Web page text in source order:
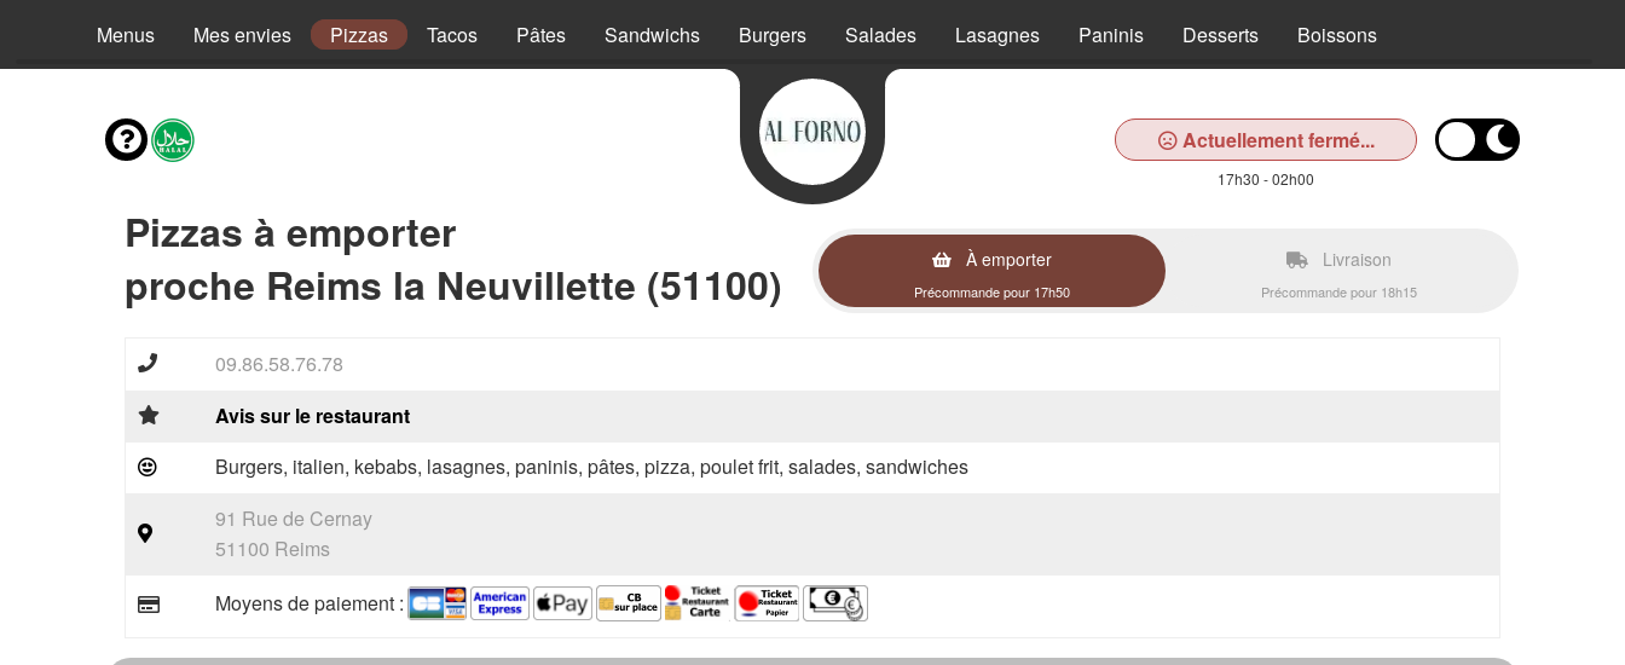
Menus Mes envies Pizzas Tacos Pâtes Sandwichs Burgers Salades Lasagnes Paninis Desserts Boissons
Actuellement fermé...
17h30 - 02h00
Pizzas à emporter
proche Reims la Neuvillette (51100)
À emporter
Précommande pour 17h50
Livraison
Précommande pour 18h15
09.86.58.76.78
Avis sur le restaurant
Burgers, italien, kebabs, lasagnes, paninis, pâtes, pizza, poulet frit, salades, sandwiches
91 Rue de Cernay
51100 Reims
Moyens de paiement :